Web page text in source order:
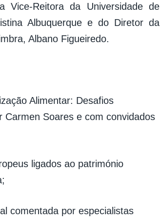
Vice-Reitora da Universidade de
Albuquerque e do Diretor da
Albano Figueiredo.
Alimentar: Desafios
Carmen Soares e com convidados
ligados ao património
comentada por especialistas